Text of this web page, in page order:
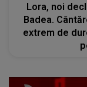
Lora, noi
Badea.
extrem de